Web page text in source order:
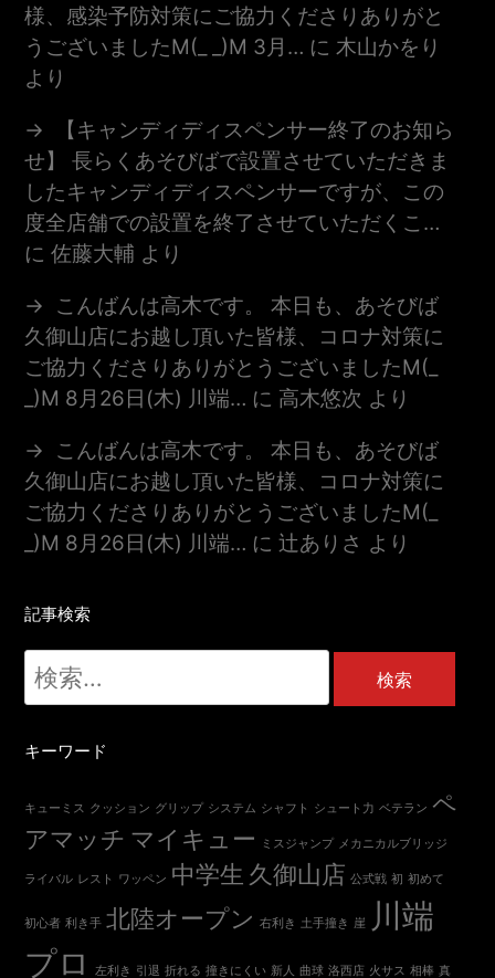
様、感染予防対策にご協力くださりありがと
うございましたm(_ _)m 3月… に木山かをり
より
【キャンディディスペンサー終了のお知ら
せ】 長らくあそびばで設置させていただきま
したキャンディディスペンサーですが、この
度全店舗での設置を終了させていただくこ…
に佐藤大輔 より
こんばんは高木です。 本日も、あそびば
久御山店にお越し頂いた皆様、コロナ対策に
ご協力くださりありがとうございましたm(_
_)m 8月26日(木) 川端… に 高木悠次 より
こんばんは高木です。 本日も、あそびば
久御山店にお越し頂いた皆様、コロナ対策に
ご協力くださりありがとうございましたm(_
_)m 8月26日(木) 川端… に辻ありさ より
記事検索
索:
キーワード
キューミス クッション グリップ システム シャフト シュート力 ベテラン ペ
アマッチ マイキュー ミスジャンプ メカニカルブリッジ
ライバル レスト ワッペン 中学生 久御山店 公式戦 初 初めて
初心者 利き手 北陸オープン 右利き 土手撞き 崖
川端
プロ
左利き 引退 折れる 撞きにくい 新人 曲球 洛西店 火サス 相棒 真